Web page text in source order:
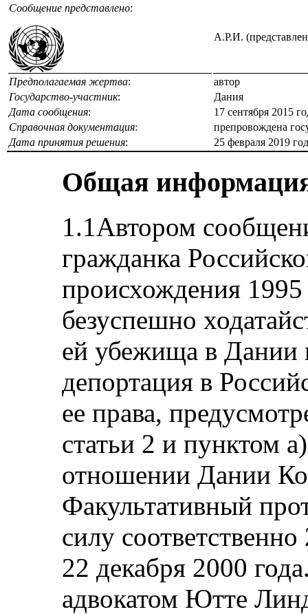
Сообщение представлено:
А.Р.И.
Предполагаемая жертва:
автор
Государство-участник:
Дания
Дата сообщения:
17 сентября 2015
Справочная документация:
препровождена
Дата принятия решения: 25 февраля 2019
Общая
1.1Автором
гражданка
происхождения
безуспешно
ей убежища в Дании
депортация в
ее права,
статьи 2 и пунктом
отношении Дании
Факультативный
силу
22 декабря 2000
адвокатом Ютте